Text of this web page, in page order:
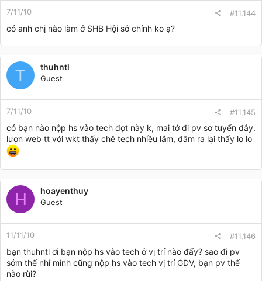
7/11/10 #11,144
có anh chị nào làm ở SHB Hội sở chính ko ạ?
T thuhntl
Guest
7/11/10 #11,145
có bạn nào nộp hs vào tech đợt này k, mai tớ đi pv sơ tuyển đây.
lượn web tt với wkt thấy chê tech nhiều lắm, đâm ra lại thấy lo lo
H hoayenthuy
Guest
11/11/10 #11,146
bạn thuhntl ơi bạn nộp hs vào tech ở vị trí nào đấy? sao đi pv
sớm thế nhỉ mình cũng nộp hs vào tech vị trí GDV, bạn pv thế
nào rùi?